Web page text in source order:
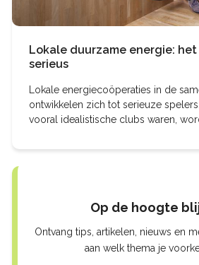
Lokale duurzame energie:
serieus
Lokale energiecoöperaties in de
ontwikkelen zich tot serieuze
vooral idealistische clubs waren,
Op de hoogte
Ontvang tips, artikelen, nieuws en
aan welk thema je